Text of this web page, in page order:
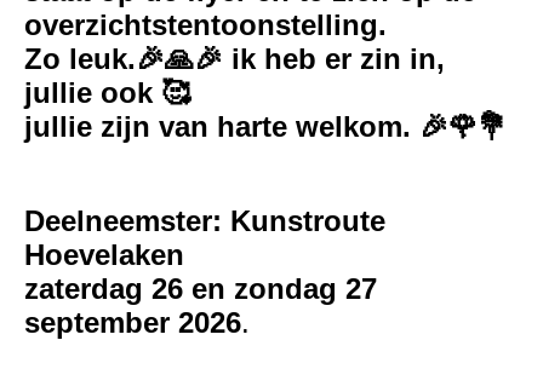
overzichtstentoonstelling.
Zo leuk.🎉🙏🎉 ik heb er zin in,
jullie ook 🥰
jullie zijn van harte welkom. 🎉🌹💐
Deelneemster: Kunstroute
Hoevelaken
zaterdag 26 en zondag 27
september 2026.